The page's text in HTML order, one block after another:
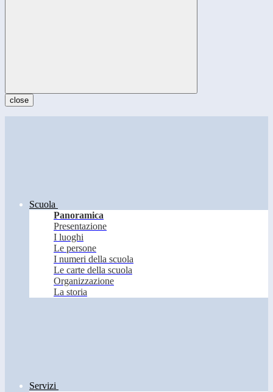
close
Scuola
Panoramica
Presentazione
I luoghi
Le persone
I numeri della scuola
Le carte della scuola
Organizzazione
La storia
Servizi